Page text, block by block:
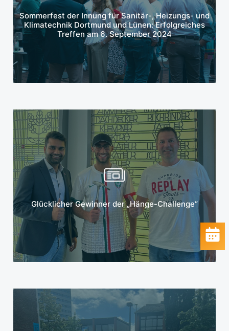
Sommerfest der Innung für Sanitär-, Heizungs- und
Klimatechnik Dortmund und Lünen: Erfolgreiches
Treffen am 6. September 2024
Mehr erfahren
Glücklicher Gewinner der „Hänge-Challenge“
Mehr erfahren